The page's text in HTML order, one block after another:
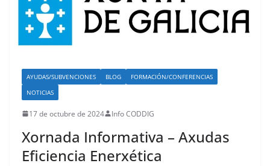
AYUDAS/SUBVENCIONES BLOG
FORMACIÓN/CONFERENCIAS
NOTICIAS
17 de octubre de 2024 Info CODDIG
Xornada Informativa – Axudas
Eficiencia Enerxética